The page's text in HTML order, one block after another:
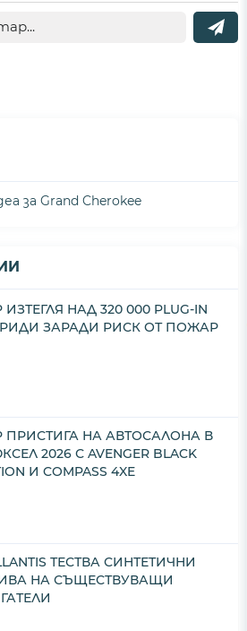
за Grand Cherokee
ИЗТЕГЛЯ НАД 320 000 PLUG-IN
ЗАРАДИ РИСК ОТ ПОЖАР
ПРИСТИГА НА АВТОСАЛОНА В
2026 С AVENGER BLACK
И COMPASS 4XE
ТЕСТВА СИНТЕТИЧНИ
НА СЪЩЕСТВУВАЩИ